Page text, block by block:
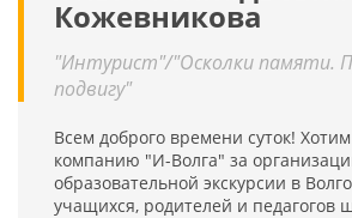
Кожевникова
"Интурист"/"Осколки памяти.
подвигу"
Всем доброго времени суток!
компанию "И-Волга" за
образовательной экскурсии в
учащихся, родителей и педагогов